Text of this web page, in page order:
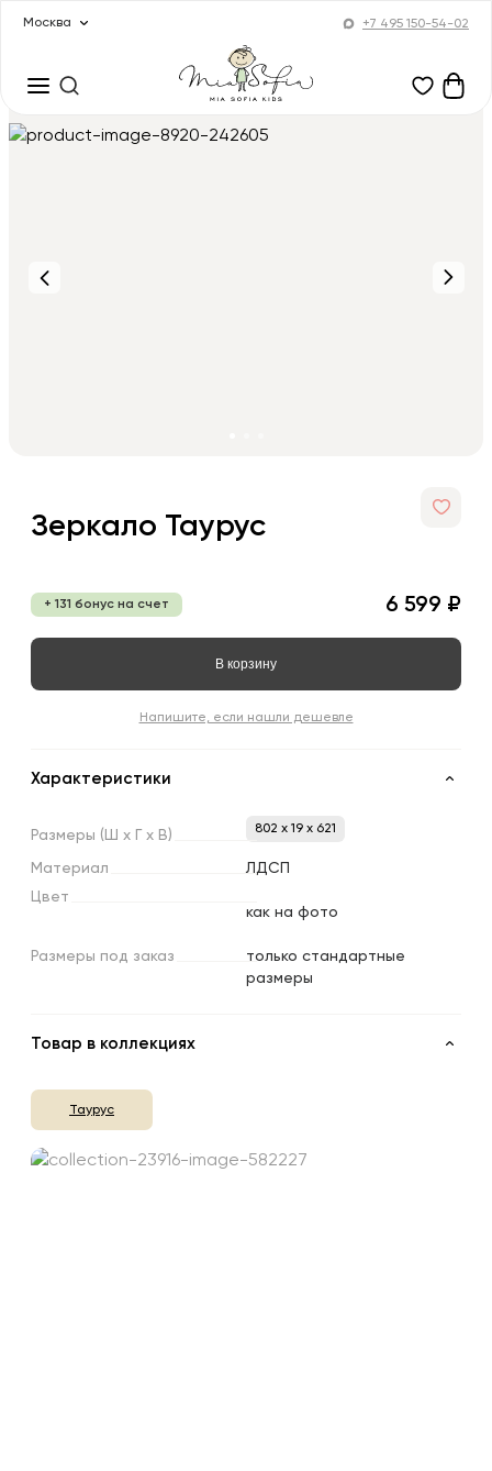
Москва +7 495 150-54-02
Зеркало Таурус
+ 131 бонус на счет 6 599 ₽
В корзину
Напишите, если нашли дешевле
Характеристики
Размеры (Ш х х В) 802 x 19 x 621
Материал
ЛДСП
Цвет
как на фото
Размеры под заказ
только стандартные
размеры
Товар в коллекциях
Таурус